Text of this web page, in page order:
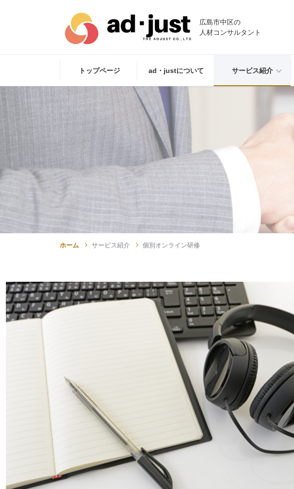
広島市中区の
人材コンサルタント
トップページ ad・justについて サービス紹介
ホーム サービス紹介 個別オンライン研修